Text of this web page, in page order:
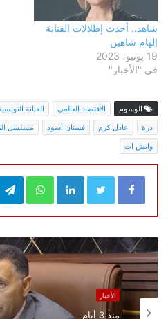
شاهد.. أحدث إطلالات الفنانة
إلهام شاهين
19 يونيو، 2023
في "الأخبار"
الوسوم الاقتصاد العالمي الفنانة
درة
عادل كرم فستان أسود مسلسل
واتش ات
LinkedIn
الأخبار